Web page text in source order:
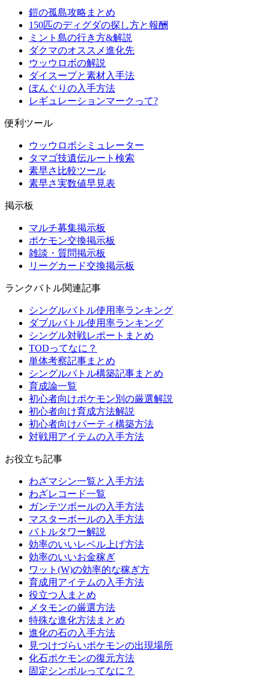
鎧の孤島攻略まとめ
150匹のディグダの探し方と報酬
ミント島の行き方&解説
ダクマのオススメ進化先
ウッウロボの解説
ダイスープと素材入手法
ぼんぐりの入手方法
レギュレーションマークって?
便利ツール
ウッウロボシミュレーター
タマゴ技遺伝ルート検索
素早さ比較ツール
素早さ実数値早見表
掲示板
マルチ募集掲示板
ポケモン交換掲示板
雑談・質問掲示板
リーグカード交換掲示板
ランクバトル関連記事
シングルバトル使用率ランキング
ダブルバトル使用率ランキング
シングル対戦レポートまとめ
TODってなに？
単体考察記事まとめ
シングルバトル構築記事まとめ
育成論一覧
初心者向けポケモン別の厳選解説
初心者向け育成方法解説
初心者向けパーティ構築方法
対戦用アイテムの入手方法
お役立ち記事
わざマシン一覧と入手方法
わざレコード一覧
ガンテツボールの入手方法
マスターボールの入手方法
バトルタワー解説
効率のいいレベル上げ方法
効率のいいお金稼ぎ
ワット(W)の効率的な稼ぎ方
育成用アイテムの入手方法
役立つ人まとめ
メタモンの厳選方法
特殊な進化方法まとめ
進化の石の入手方法
見つけづらいポケモンの出現場所
化石ポケモンの復元方法
固定シンボルってなに？